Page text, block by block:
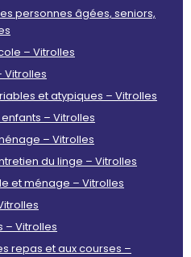
personnes âgées, seniors,
– Vitrolles
et atypiques – Vitrolles
– Vitrolles
– Vitrolles
du linge – Vitrolles
et ménage – Vitrolles
– Vitrolles
repas et aux courses –